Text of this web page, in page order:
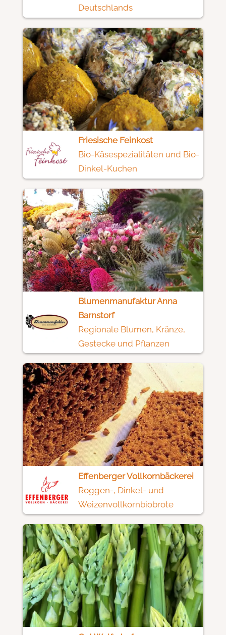
Deutschlands
Friesische Feinkost
Bio-Käsespezialitäten und Bio-
Dinkel-Kuchen
Blumenmanufaktur Anna
Barnstorf
Regionale Blumen, Kränze,
Gestecke und Pflanzen
Effenberger Vollkornbäckerei
Roggen-, Dinkel- und
Weizenvollkornbiobrote